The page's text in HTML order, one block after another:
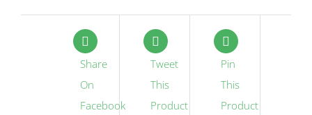
Share
On
Facebook
Tweet
This
Product
Pin
This
Product